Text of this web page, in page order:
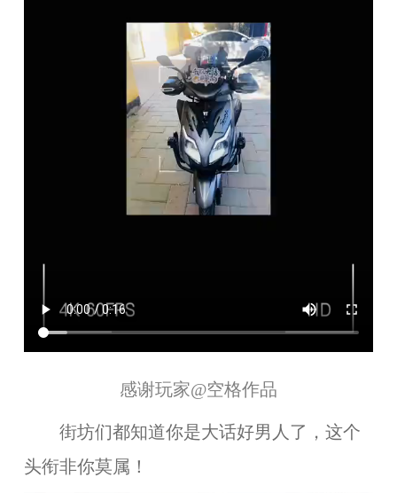
感谢玩家@空格作品
街坊们都知道你是大话好男人了，这个
头衔非你莫属 ！